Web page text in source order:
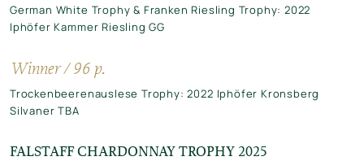
German White Trophy & Franken Riesling Trophy: 2022
Iphöfer Kammer Riesling GG
Winner / 96 p.
Trockenbeerenauslese Trophy: 2022 Iphöfer Kronsberg
Silvaner TBA
FALSTAFF CHARDONNAY TROPHY 2025